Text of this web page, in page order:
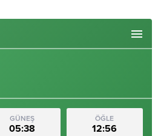
GÜNEŞ
05:38
ÖĞLE
12:56